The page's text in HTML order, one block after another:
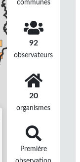
communes
92
observateurs
20
organismes
Première